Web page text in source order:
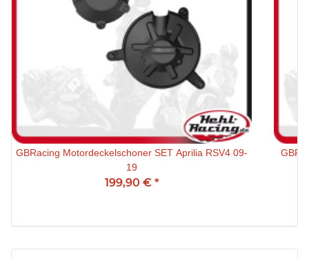
GBRacing Motordeckelschoner SET Aprilia RSV4 09-
19
199,90 € *